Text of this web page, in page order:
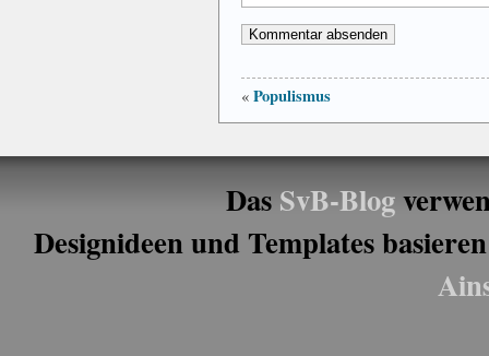
« Populismus
DasSvB-Blog
Designideen und Templates